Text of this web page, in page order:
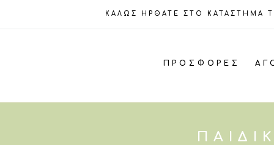
ΚΑΛΩΣ ΗΡΘΑΤΕ ΣΤΟ ΚΑΤΑΣΤΗΜΑ
ΠΡΟΣΦΟΡΈΣ